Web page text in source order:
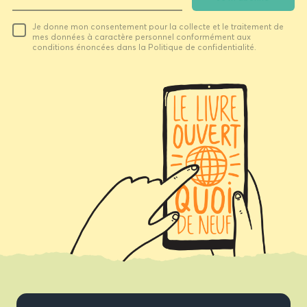
emailJe donne mon consentement pour la collecte et le traitement de
mes données à caractère personnel conformément aux
conditions énoncées dans la Politique de confidentialité.